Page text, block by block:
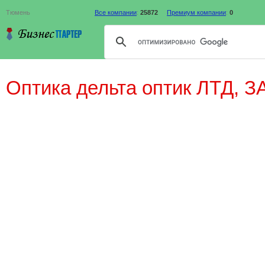
Тюмень Все компании: 25872 Премиум компании: 0
Оптика дельта оптик ЛТД,